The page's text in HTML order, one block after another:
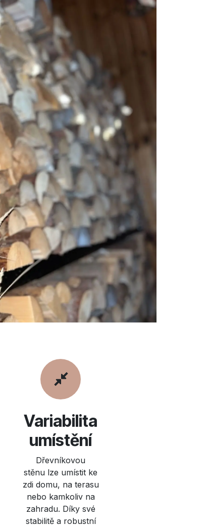
Variabilita
umístění
Dřevníkovou
stěnu lze umístit ke
zdi domu, na terasu
nebo kamkoliv na
zahradu. Díky své
stabilitě a robustní